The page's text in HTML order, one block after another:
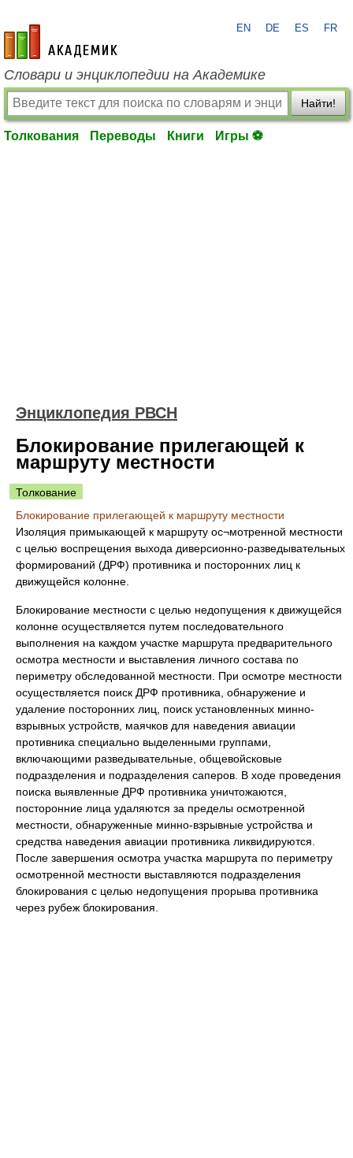
academic.ru
EN DE ES FR
Словари и энциклопедии на Академике
Найти!
Толкования Переводы Книги Игры ⚽
Энциклопедия РВСН
Блокирование прилегающей к
маршруту местности
Толкование
Блокирование прилегающей к маршруту местности
Изоляция примыкающей к маршруту ос¬мотренной местности
с целью воспрещения выхода диверсионно-разведывательных
формирований (ДРФ) противника и посторонних лиц к
движущейся колонне.
Блокирование местности с целью недопущения к движущейся
колонне осуществляется путем последовательного
выполнения на каждом участке маршрута предварительного
осмотра местности и выставления личного состава по
периметру обследованной местности. При осмотре местности
осуществляется поиск ДРФ противника, обнаружение и
удаление посторонних лиц, поиск установленных минно-
взрывных устройств, маячков для наведения авиации
противника специально выделенными группами,
включающими разведывательные, общевойсковые
подразделения и подразделения саперов. В ходе проведения
поиска выявленные ДРФ противника уничтожаются,
посторонние лица удаляются за пределы осмотренной
местности, обнаруженные минно-взрывные устройства и
средства наведения авиации противника ликвидируются.
После завершения осмотра участка маршрута по периметру
осмотренной местности выставляются подразделения
блокирования с целью недопущения прорыва противника
через рубеж блокирования.